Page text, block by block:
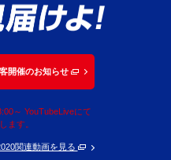
開催のお知らせ
～ YouTubeLiveにて
ます。
関連動画を見る